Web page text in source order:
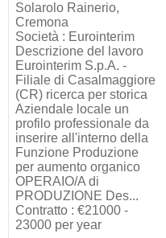
Solarolo Rainerio,
Cremona
Società : Eurointerim
Descrizione del lavoro
Eurointerim S.p.A. -
Filiale di Casalmaggiore
(CR) ricerca per storica
Aziendale locale un
profilo professionale da
inserire all'interno della
Funzione Produzione
per aumento organico
OPERAIO/A di
PRODUZIONE Des...
Contratto : €21000 -
23000 per year